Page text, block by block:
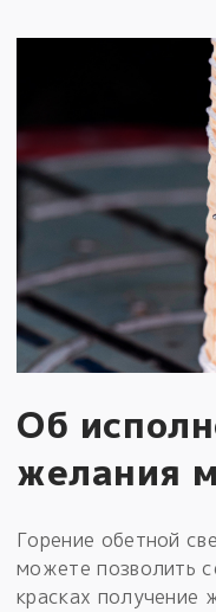
Об
желания
Горение обетной
можете позволить
красках получение